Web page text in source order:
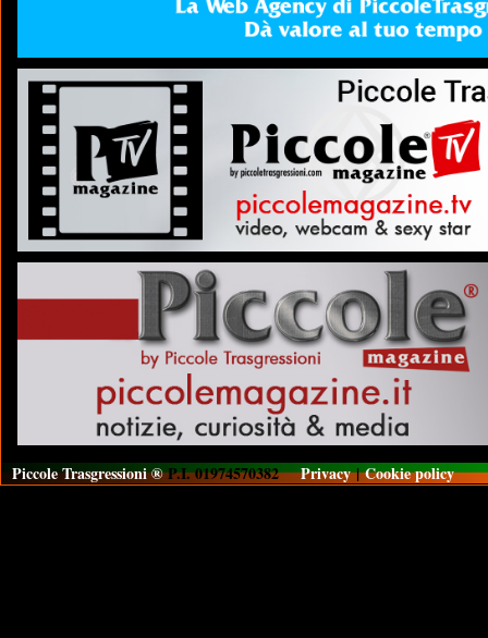
Piccole Trasgressioni ®P.I. 01974570382Privacy|Cookie policy